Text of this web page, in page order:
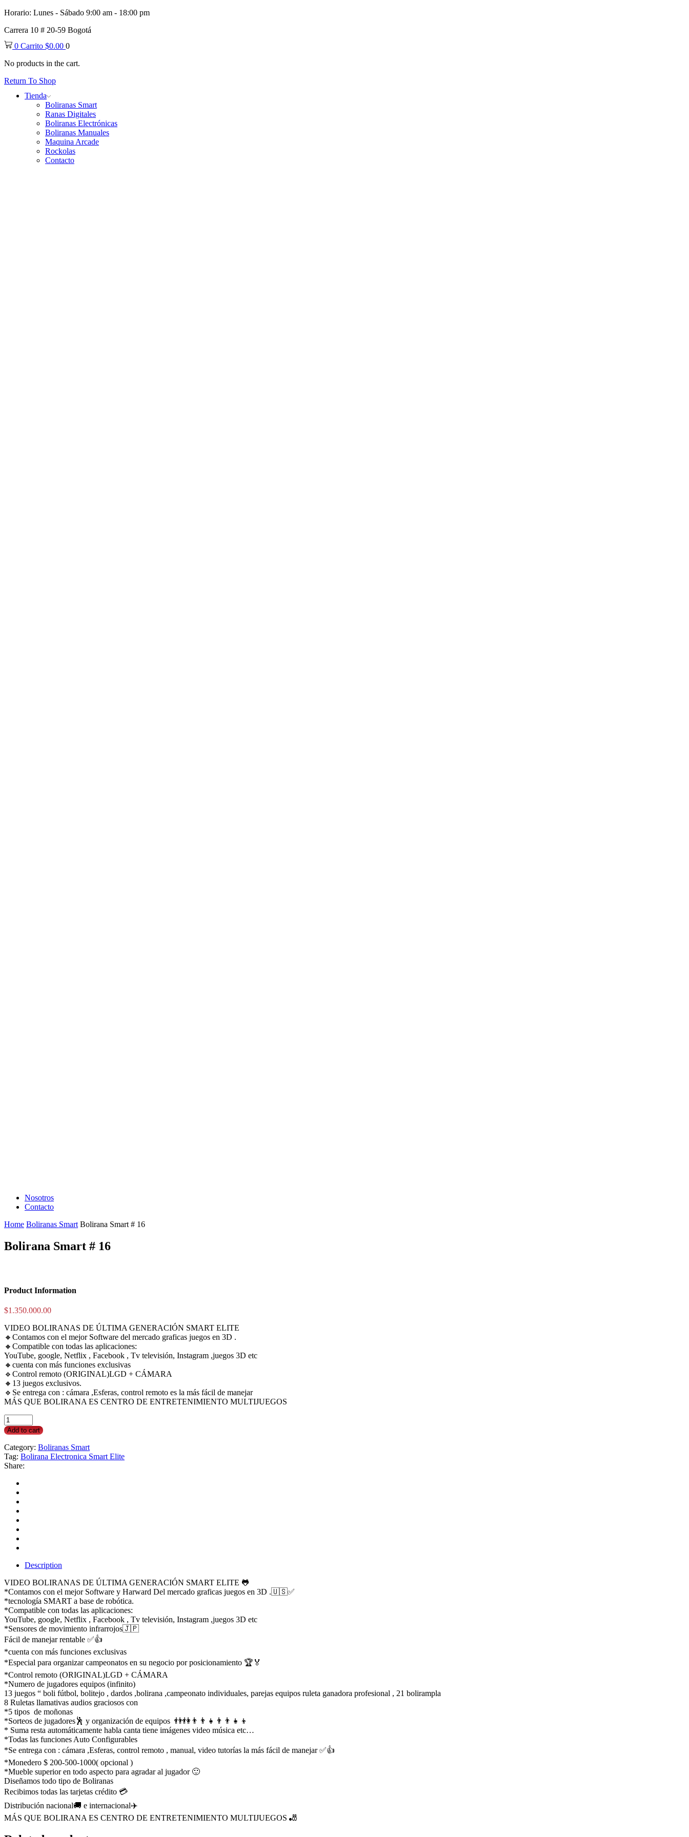
Horario: Lunes - Sábado 9:00 am - 18:00 pm
Carrera 10 # 20-59 Bogotá
0 Carrito $0.00 0
No products in the cart.
Return To Shop
Tienda
Boliranas Smart
Ranas Digitales
Boliranas Electrónicas
Boliranas Manuales
Maquina Arcade
Rockolas
Contacto
Nosotros
Contacto
Home Boliranas Smart Bolirana Smart # 16
Bolirana Smart # 16
Product Information
$1.350.000.00
VIDEO BOLIRANAS DE ÚLTIMA GENERACIÓN SMART ELITE
🔸Contamos con el mejor Software del mercado graficas juegos en 3D .
🔸Compatible con todas las aplicaciones:
YouTube, google, Netflix , Facebook , Tv televisión, Instagram ,juegos 3D etc
🔸cuenta con más funciones exclusivas
🔹Control remoto (ORIGINAL)LGD + CÁMARA
🔸13 juegos exclusivos.
🔹Se entrega con : cámara ,Esferas, control remoto es la más fácil de manejar
MÁS QUE BOLIRANA ES CENTRO DE ENTRETENIMIENTO MULTIJUEGOS
Bolirana
Smart
#
16
quantity
Add to cart
Category: Boliranas Smart
Tag: Bolirana Electronica Smart Elite
Share:
Description
VIDEO BOLIRANAS DE ÚLTIMA GENERACIÓN SMART ELITE 🐸
*Contamos con el mejor Software y Harward Del mercado graficas juegos en 3D .🇺🇸✅
*tecnología SMART a base de robótica.
*Compatible con todas las aplicaciones:
YouTube, google, Netflix , Facebook , Tv televisión, Instagram ,juegos 3D etc
*Sensores de movimiento infrarrojos🇯🇵
Fácil de manejar rentable ✅👍
*cuenta con más funciones exclusivas
*Especial para organizar campeonatos en su negocio por posicionamiento 🏆🏅
*Control remoto (ORIGINAL)LGD + CÁMARA
*Numero de jugadores equipos (infinito)
13 juegos “ boli fútbol, bolitejo , dardos ,bolirana ,campeonato individuales, parejas equipos ruleta ganadora profesional , 21 bolirampla
8 Ruletas llamativas audios graciosos con
*5 tipos de moñonas
*Sorteos de jugadores🕺 y organización de equipos 👬👫👨‍👨‍👧👨‍👨‍👧‍👦
* Suma resta automáticamente habla canta tiene imágenes video música etc…
*Todas las funciones Auto Configurables
*Se entrega con : cámara ,Esferas, control remoto , manual, video tutorías la más fácil de manejar ✅👍
*Monedero $ 200-500-1000( opcional )
*Mueble superior en todo aspecto para agradar al jugador 🙂
Diseñamos todo tipo de Boliranas
Recibimos todas las tarjetas crédito 💳
Distribución nacional🚚 e internacional✈️
MÁS QUE BOLIRANA ES CENTRO DE ENTRETENIMIENTO MULTIJUEGOS 🎳